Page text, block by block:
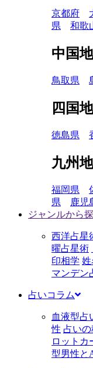
京都府
県
和歌
中国
鳥取県
四国
徳島県
九州
福岡県
県
鹿児
ジャンルから
西洋占星
曜占星術
印相学 姓
マンデン
占いコラム
血液型占
性 占い
ロットカ
型男性と